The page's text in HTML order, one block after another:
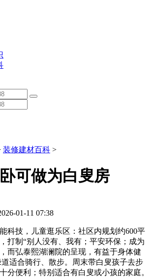
装修建材百科 >
可做为白叟房
01-11 07:38
技，儿童逛乐区：社区内规划约600平
打制“别人没有、我有；平安环保；成为
而弘泰熙湖澜院的呈现，有益于身体健
道适合骑行、散步。周末带白叟孩子去步
分便利；特别适合有白叟或小孩的家庭。